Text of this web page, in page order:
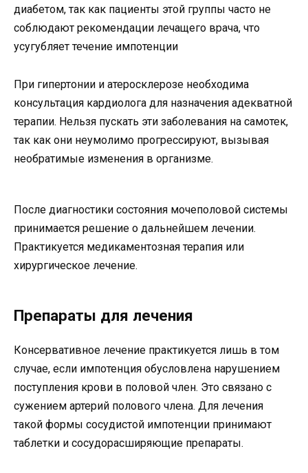
диабетом, так как пациенты этой группы часто не
соблюдают рекомендации лечащего врача, что
усугубляет течение импотенции
При гипертонии и атеросклерозе необходима
консультация кардиолога для назначения адекватной
терапии. Нельзя пускать эти заболевания на самотек,
так как они неумолимо прогрессируют, вызывая
необратимые изменения в организме.
После диагностики состояния мочеполовой системы
принимается решение о дальнейшем лечении.
Практикуется медикаментозная терапия или
хирургическое лечение.
Препараты для лечения
Консервативное лечение практикуется лишь в том
случае, если импотенция обусловлена нарушением
поступления крови в половой член. Это связано с
сужением артерий полового члена. Для лечения
такой формы сосудистой импотенции принимают
таблетки и сосудорасширяющие препараты.